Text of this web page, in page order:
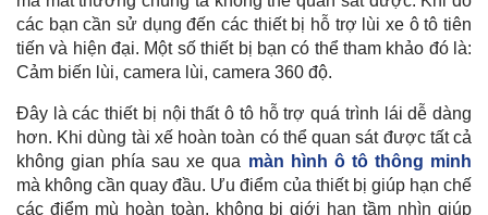
các bạn cần sử dụng đến các thiết bị hỗ trợ lùi xe ô tô tiên
tiến và hiện đại. Một số thiết bị bạn có thể tham khảo đó là:
Cảm biến lùi, camera lùi, camera 360 độ.
Đây là các thiết bị nội thất ô tô hỗ trợ quá trình lái dễ dàng
hơn. Khi dùng tài xế hoàn toàn có thể quan sát được tất cả
không gian phía sau xe qua màn hình ô tô thông minh
mà không cần quay đầu. Ưu điểm của thiết bị giúp hạn chế
các điểm mù hoàn toàn, không bị giới hạn tầm nhìn giúp